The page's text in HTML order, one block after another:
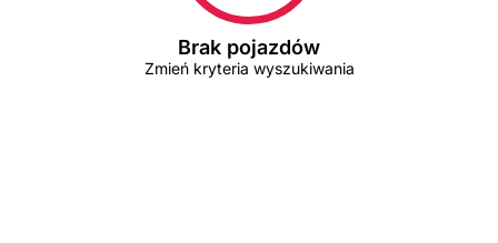
Brak pojazdów
Zmień kryteria wyszukiwania